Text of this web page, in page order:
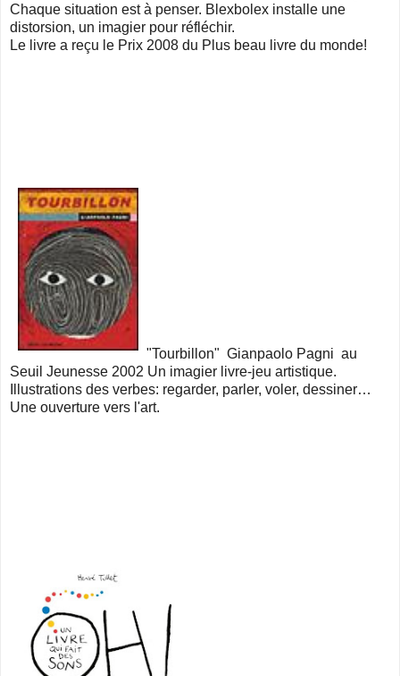
Chaque situation est à penser. Blexbolex installe une
distorsion, un imagier pour réfléchir.
Le livre a reçu le Prix 2008 du Plus beau livre du monde!
"Tourbillon" Gianpaolo Pagni au
Seuil Jeunesse 2002 Un imagier livre-jeu artistique.
Illustrations des verbes: regarder, parler, voler, dessiner…
Une ouverture vers l'art.